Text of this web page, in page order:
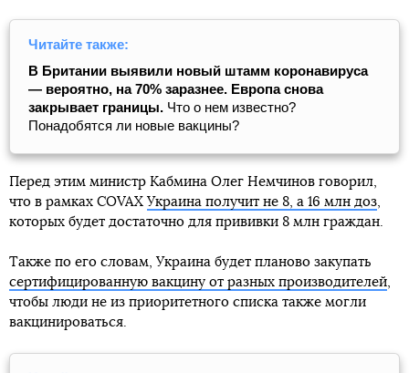
Читайте также:
В Британии выявили новый штамм коронавируса
— вероятно, на 70% заразнее. Европа снова
закрывает границы. Что о нем известно?
Понадобятся ли новые вакцины?
Перед этим министр Кабмина Олег Немчинов говорил,
что в рамках COVAX Украина получит не 8, а 16 млн доз,
которых будет достаточно для прививки 8 млн граждан.
Также по его словам, Украина будет планово закупать
сертифицированную вакцину от разных производителей,
чтобы люди не из приоритетного списка также могли
вакцинироваться.